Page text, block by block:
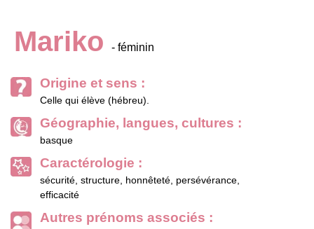
Mariko - féminin
Origine et sens :
Celle qui élève (hébreu).
Géographie, langues, cultures :
basque
Caractérologie :
sécurité, structure, honnêteté, persévérance,
efficacité
Autres prénoms associés :